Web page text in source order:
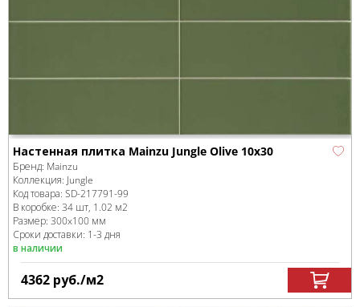
Настенная плитка Mainzu Jungle Olive 10х30
Бренд: Mainzu
Коллекция: Jungle
Код товара: SD-217791-99
В коробке: 34 шт, 1.02 м2
Размер: 300x100 мм
Сроки доставки: 1-3 дня
в наличии
4362 руб./м2